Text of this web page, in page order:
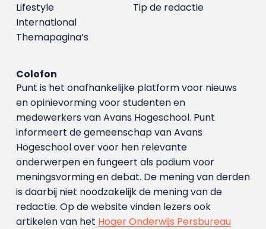
Tip de redactie
Lifestyle
International
Themapagina’s
Colofon
Punt is het onafhankelijke platform voor nieuws
en opinievorming voor studenten en
medewerkers van Avans Hoge­school. Punt
informeert de gemeenschap van Avans
Hogeschool over voor hen relevante
onderwerpen en fungeert als podium voor
meningsvorming en debat. De mening van derden
is daarbij niet noodzakelijk de mening van de
redactie. Op de website vinden lezers ook
artikelen van het Hoger Onderwijs Persbureau